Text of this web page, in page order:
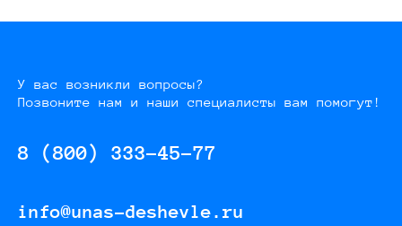
У вас возникли вопросы?
Позвоните нам и наши специалисты вам помогут!
8 (800) 333-45-77
info@unas-deshevle.ru